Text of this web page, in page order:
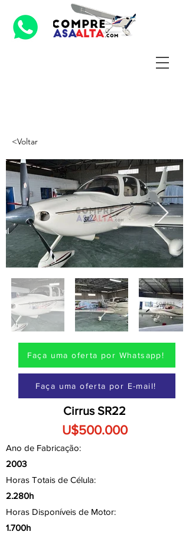
<Voltar
Faça uma oferta por Whatsapp!
Faça uma oferta por E-mail!
Cirrus SR22
U$500.000
Ano de Fabricação:
2003
Horas Totais de Célula:
2.280h
Horas Disponíveis de Motor:
1.700h